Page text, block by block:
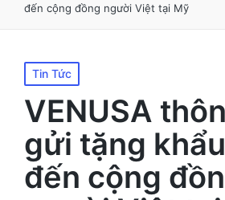
đến cộng đồng người Việt tại Mỹ
Posted
in
Tin Tức
VENUSA
gửi tặng
đến cộng